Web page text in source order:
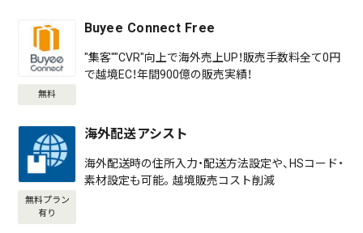
無料
Buyee Connect Free
"集客""CVR"向上で海外売上UP！販売手数料全て0円
で越境EC！年間900億の販売実績！
無料プラン
有り
海外配送アシスト
海外配送時の住所入力・配送方法設定や、HSコード・
素材設定も可能。越境販売コスト削減